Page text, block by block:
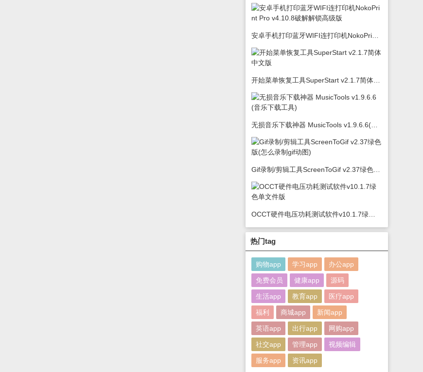
热门tag
购物app 学习app 办公app
免费会员 健康app 源码
生活app 教育app 医疗app
福利 商城app 新闻app
英语app 出行app 网购app
社交app 管理app 视频编辑
服务app 资讯app